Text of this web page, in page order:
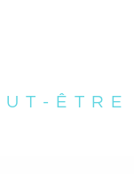
ÊTRE